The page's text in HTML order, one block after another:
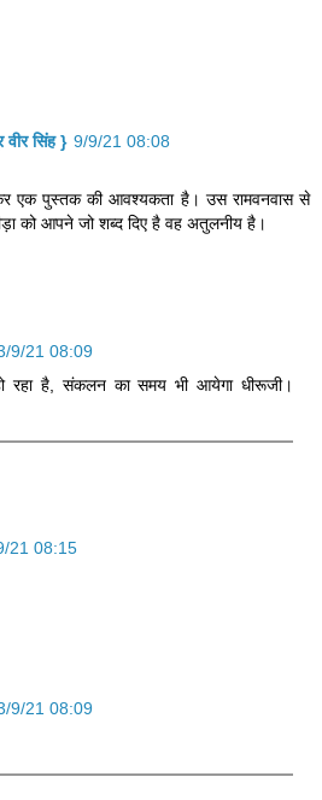
सिंह } 9/9/21 08:08
एक पुस्तक की आवश्यकता है। उस रामवनवास से
को आपने जो शब्द दिए है वह अतुलनीय है।
9/21 08:09
रहा है, संकलन का समय भी आयेगा धीरूजी।
21 08:15
9/21 08:09